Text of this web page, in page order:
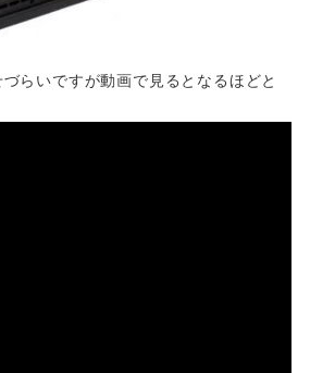
らいですが動画で見るとなるほどと